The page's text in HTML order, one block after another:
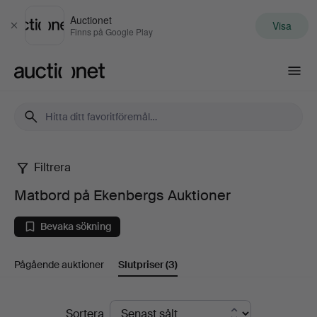
Stäng
Auctionet
Finns på Google Play Visa
Matbord
på
Ekenbergs
Auktioner
Filtrera
Matbord på Ekenbergs Auktioner
Bevaka sökning
Pågående auktioner Slutpriser(3)
SlutpriserSortera